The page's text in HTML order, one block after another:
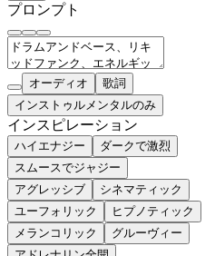
プロンプト
オーディオ
歌詞
インストゥルメンタルのみ
インスピレーション
ハイエナジー
ダークで激烈
スムースでジャジー
アグレッシブ
シネマティック
ユーフォリック
ヒプノティック
メランコリック
グルーヴィー